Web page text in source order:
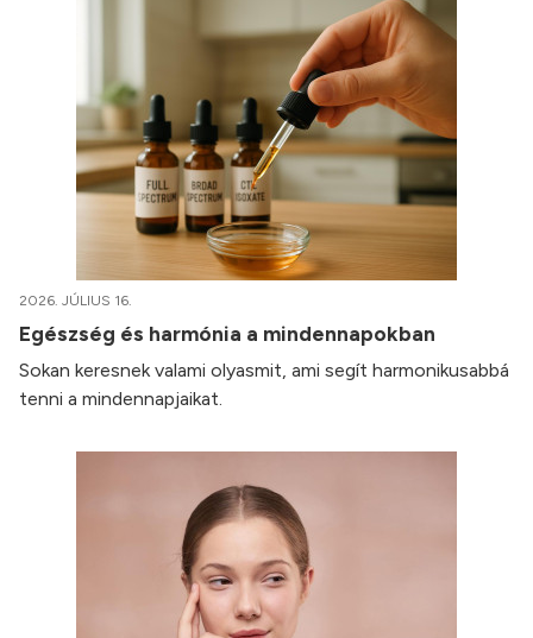
2026. JÚLIUS 16.
Egészség és harmónia a mindennapokban
Sokan keresnek valami olyasmit, ami segít harmonikusabbá
tenni a mindennapjaikat.